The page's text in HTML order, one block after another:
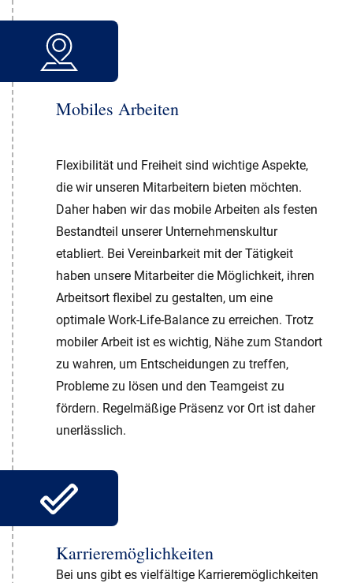
Mobiles Arbeiten
Flexibilität und Freiheit sind wichtige Aspekte,
die wir unseren Mitarbeitern bieten möchten.
Daher haben wir das mobile Arbeiten als festen
Bestandteil unserer Unternehmenskultur
etabliert. Bei Vereinbarkeit mit der Tätigkeit
haben unsere Mitarbeiter die Möglichkeit, ihren
Arbeitsort flexibel zu gestalten, um eine
optimale Work-Life-Balance zu erreichen. Trotz
mobiler Arbeit ist es wichtig, Nähe zum Standort
zu wahren, um Entscheidungen zu treffen,
Probleme zu lösen und den Teamgeist zu
fördern. Regelmäßige Präsenz vor Ort ist daher
unerlässlich.
Karrieremöglichkeiten
Bei uns gibt es vielfältige Karrieremöglichkeiten